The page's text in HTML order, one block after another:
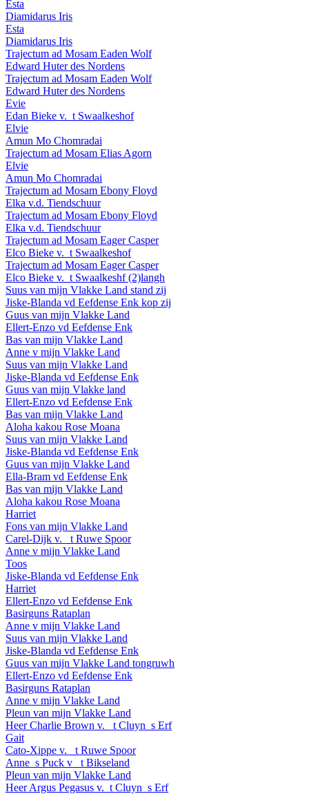
Esta
Diamidarus Iris
Esta
Diamidarus Iris
Trajectum ad Mosam Eaden Wolf
Edward Huter des Nordens
Trajectum ad Mosam Eaden Wolf
Edward Huter des Nordens
Evie
Edan Bieke v._t Swaalkeshof
Elvie
Amun Mo Chomradai
Trajectum ad Mosam Elias Agorn
Elvie
Amun Mo Chomradai
Trajectum ad Mosam Ebony Floyd
Elka v.d. Tiendschuur
Trajectum ad Mosam Ebony Floyd
Elka v.d. Tiendschuur
Trajectum ad Mosam Eager Casper
Elco Bieke v._t Swaalkeshof
Trajectum ad Mosam Eager Casper
Elco Bieke v._t Swaalkeshf (2)langh
Suus van mijn Vlakke Land stand zij
Jiske-Blanda vd Eefdense Enk kop zij
Guus van mijn Vlakke Land
Ellert-Enzo vd Eefdense Enk
Bas van mijn Vlakke Land
Anne v mijn Vlakke Land
Suus van mijn Vlakke Land
Jiske-Blanda vd Eefdense Enk
Guus van mijn Vlakke land
Ellert-Enzo vd Eefdense Enk
Bas van mijn Vlakke Land
Aloha kakou Rose Moana
Suus van mijn Vlakke Land
Jiske-Blanda vd Eefdense Enk
Guus van mijn Vlakke Land
Ella-Bram vd Eefdense Enk
Bas van mijn Vlakke Land
Aloha kakou Rose Moana
Harriet
Fons van mijn Vlakke Land
Carel-Dijk v. _t Ruwe Spoor
Anne v mijn Vlakke Land
Toos
Jiske-Blanda vd Eefdense Enk
Harriet
Ellert-Enzo vd Eefdense Enk
Basirguns Rataplan
Anne v mijn Vlakke Land
Suus van mijn Vlakke Land
Jiske-Blanda vd Eefdense Enk
Guus van mijn Vlakke Land tongruwh
Ellert-Enzo vd Eefdense Enk
Basirguns Rataplan
Anne v mijn Vlakke Land
Pleun van mijn Vlakke Land
Heer Charlie Brown v. _t Cluyn_s Erf
Gait
Cato-Xippe v. _t Ruwe Spoor
Anne_s Puck v _t Bikseland
Pleun van mijn Vlakke Land
Heer Argus Pegasus v._t Cluyn_s Erf